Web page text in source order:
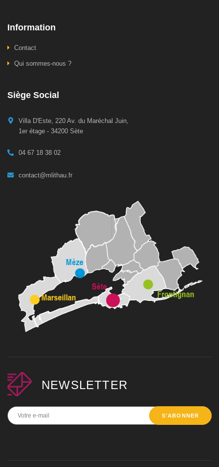
Information
Contact
Qui sommes-nous ?
Siège Social
Villa D'Este, 220 Av. du Maréchal Juin,
1er étage - 34200 Sète
04 67 18 38 02
contact@mlithau.fr
NEWSLETTER
S'ABONNER